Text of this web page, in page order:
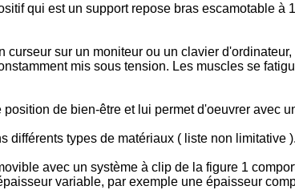
qui est un support repose bras escamotable
curseur sur un moniteur ou un clavier
mis sous tension. Les muscles se
de bien-être et lui permet d'oeuvrer avec
différents types de matériaux ( liste non limitative ).
avec un système à clip de la figure 1
variable, par exemple une épaisseur